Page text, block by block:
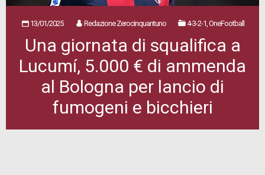
13/01/2025 Redazione Zerocinquantuno 4-3-2-1, OneFootball
Una giornata di squalifica a
Lucumí, 5.000 € di ammenda
al Bologna per lancio di
fumogeni e bicchieri